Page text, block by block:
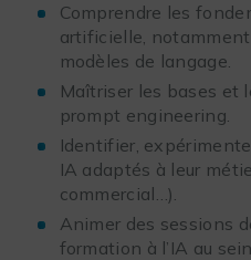
Comprendre les
artificielle,
modèles de langage.
Maîtriser les bases et
prompt engineering.
Identifier,
IA adaptés à leur
commercial…).
Animer des sessions
formation à l’IA au